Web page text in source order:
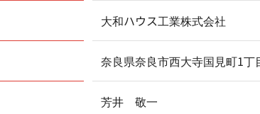
大和ハウス工業株式会社
奈良県奈良市西大寺国見町1丁
芳井 敬一